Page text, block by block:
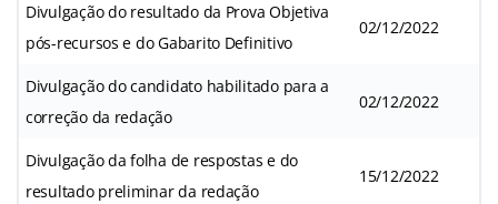
Divulgação do resultado da Prova Objetiva
pós-recursos e do Gabarito Definitivo
02/12/2022
Divulgação do candidato habilitado para a
correção da redação
02/12/2022
Divulgação da folha de respostas e do
resultado preliminar da redação
15/12/2022